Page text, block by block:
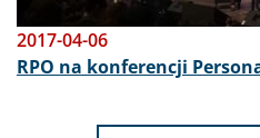
2017-04-06
RPO na konferencji